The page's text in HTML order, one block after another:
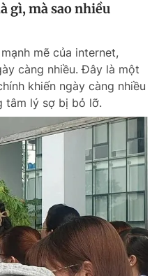
Liên hệ quảng cáo
0908 780 404
Tòa soạn Chính sách bảo
gì, mà sao nhiều
mẽ của internet,
càng nhiều. Đây là một
khiến ngày càng nhiều
tâm lý sợ bị bỏ lỡ.